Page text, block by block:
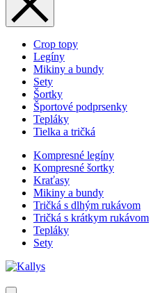
Crop topy
Legíny
Mikiny a bundy
Sety
Šortky
Športové podprsenky
Tepláky
Tielka a tričká
Kompresné legíny
Kompresné šortky
Kraťasy
Mikiny a bundy
Tričká s dlhým rukávom
Tričká s krátkym rukávom
Tepláky
Sety